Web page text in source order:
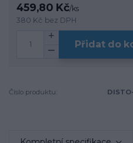
459,80 Kč/ks
380 Kč bez DPH
Přidat do
Číslo produktu: